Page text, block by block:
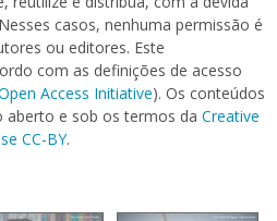
casos, nenhuma permissão é
ou editores. Este
com as definições de acesso
Access Initiative). Os conteúdos
aberto e sob os termos da Creative
CC-BY.